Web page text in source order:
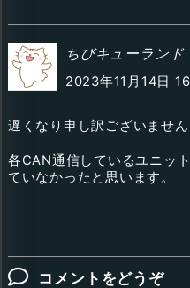
ちびキューランド
2023年11月14日
遅くなり申し訳ございません
各CAN通信しているユニッ
ていなかったと思います。
コメントをどうぞ